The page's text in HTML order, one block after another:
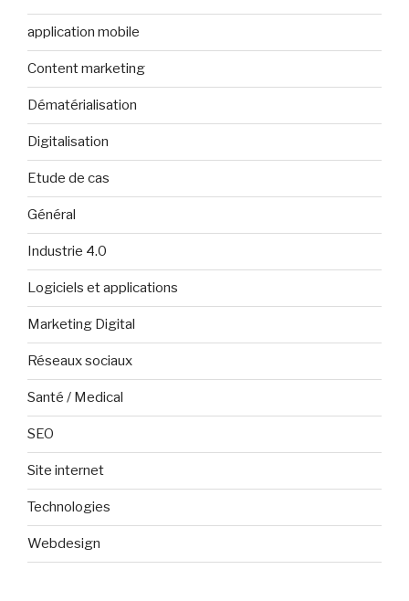
application mobile
Content marketing
Dématérialisation
Digitalisation
Etude de cas
Général
Industrie 4.0
Logiciels et applications
Marketing Digital
Réseaux sociaux
Santé / Medical
SEO
Site internet
Technologies
Webdesign